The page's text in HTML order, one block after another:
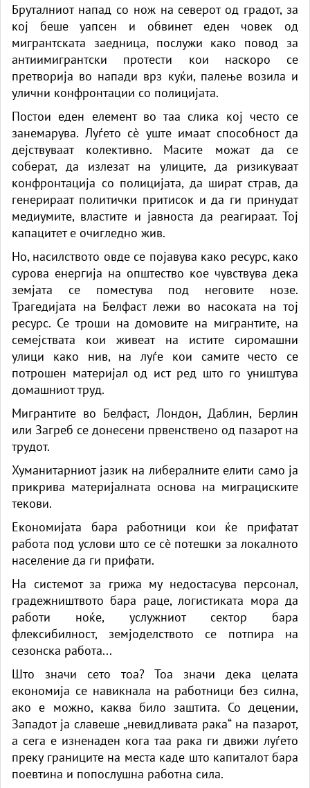
Бруталниот напад со нож на северот од градот, за
кој беше уапсен и обвинет еден човек од
мигрантската заедница, послужи како повод за
антиимигрантски протести кои наскоро се
претворија во напади врз куќи, палење возила и
улични конфронтации со полицијата.
Постои еден елемент во таа слика кој често се
занемарува. Луѓето сè уште имаат способност да
дејствуваат колективно. Масите можат да се
соберат, да излезат на улиците, да ризикуваат
конфронтација со полицијата, да шират страв, да
генерираат политички притисок и да ги принудат
медиумите, властите и јавноста да реагираат. Тој
капацитет е очигледно жив.
Но, насилството овде се појавува како ресурс, како
сурова енергија на општество кое чувствува дека
земјата се поместува под неговите нозе.
Трагедијата на Белфаст лежи во насоката на тој
ресурс. Се троши на домовите на мигрантите, на
семејствата кои живеат на истите сиромашни
улици како нив, на луѓе кои самите често се
потрошен материјал од ист ред што го уништува
домашниот труд.
Мигрантите во Белфаст, Лондон, Даблин, Берлин
или Загреб се донесени првенствено од пазарот на
трудот.
Хуманитарниот јазик на либералните елити само ја
прикрива материјалната основа на миграциските
текови.
Економијата бара работници кои ќе прифатат
работа под услови што се сè потешки за локалното
население да ги прифати.
На системот за грижа му недостасува персонал,
градежништвото бара раце, логистиката мора да
работи ноќе, услужниот сектор бара
флексибилност, земјоделството се потпира на
сезонска работа...
Што значи сето тоа? Тоа значи дека целата
економија се навикнала на работници без силна,
ако е можно, каква било заштита. Со децении,
Западот ја славеше „невидливата рака“ на пазарот,
а сега е изненаден кога таа рака ги движи луѓето
преку границите на места каде што капиталот бара
поевтина и попослушна работна сила.